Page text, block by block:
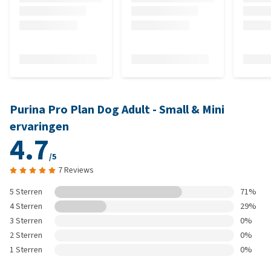
Purina Pro Plan Dog Adult - Small & Mini
ervaringen
4.7/5
7 Reviews
5 Sterren
71%
4 Sterren
29%
3 Sterren
0%
2 Sterren
0%
1 Sterren
0%